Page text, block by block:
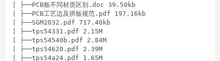
| ├──PCB板不同材质区别.doc 39.50kb
| ├──PCB工艺边及拼板规范.pdf 197.16kb
| ├──SGM2032.pdf 717.40kb
| ├──tps54331.pdf 2.15M
| ├──tps54540b.pdf 2.84M
| ├──tps54620.pdf 2.39M
| ├──tps54a24.pdf 1.65M